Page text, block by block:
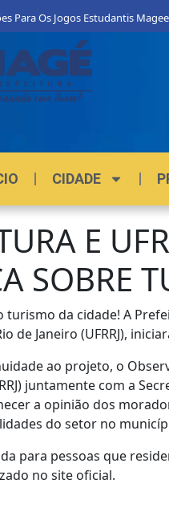
Para Os Jogos Estudantis
CIDADE
E
SOBRE
turismo da cidade! A
de Janeiro (UFRRJ),
ao projeto, o
juntamente com a
a opinião dos
do setor no
para pessoas que
no site oficial.